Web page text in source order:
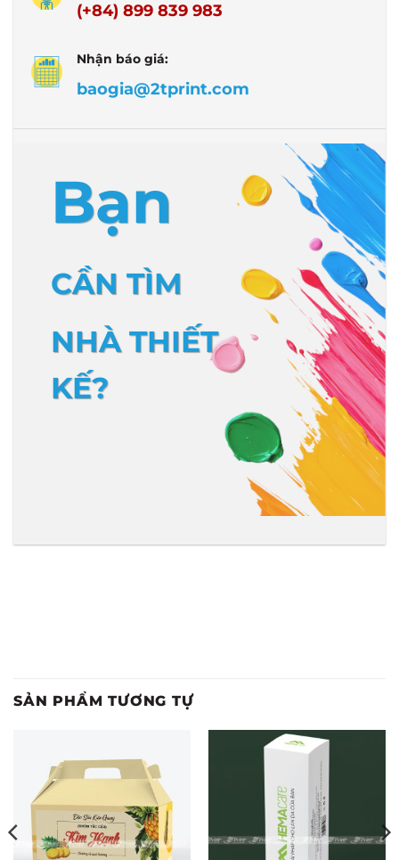
(+84) 899 839 983
Nhận báo giá:
baogia@2tprint.com
Bạn
CẦN TÌM
NHÀ THIẾT
KẾ?
SẢN PHẨM TƯƠNG TỰ